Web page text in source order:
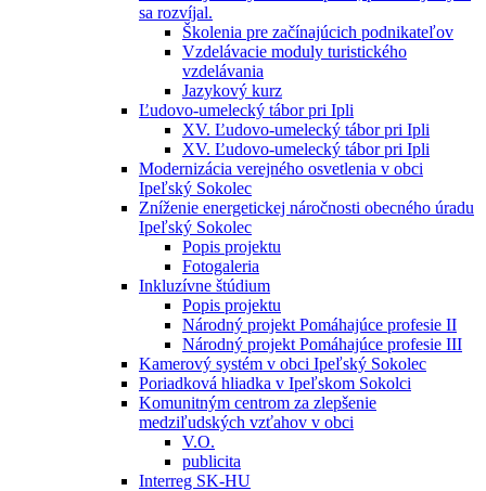
sa rozvíjal.
Školenia pre začínajúcich podnikateľov
Vzdelávacie moduly turistického
vzdelávania
Jazykový kurz
Ľudovo-umelecký tábor pri Ipli
XV. Ľudovo-umelecký tábor pri Ipli
XV. Ľudovo-umelecký tábor pri Ipli
Modernizácia verejného osvetlenia v obci
Ipeľský Sokolec
Zníženie energetickej náročnosti obecného úradu
Ipeľský Sokolec
Popis projektu
Fotogaleria
Inkluzívne štúdium
Popis projektu
Národný projekt Pomáhajúce profesie II
Národný projekt Pomáhajúce profesie III
Kamerový systém v obci Ipeľský Sokolec
Poriadková hliadka v Ipeľskom Sokolci
Komunitným centrom za zlepšenie
medziľudských vzťahov v obci
V.O.
publicita
Interreg SK-HU